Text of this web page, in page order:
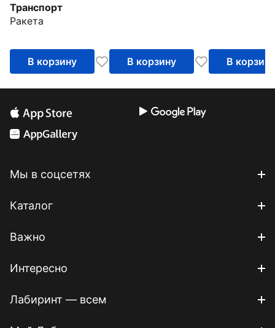
Транспорт
Ракета
В корзину В корзину В корзину
Мы в соцсетях
Каталог
Важно
Интересно
Лабиринт — всем